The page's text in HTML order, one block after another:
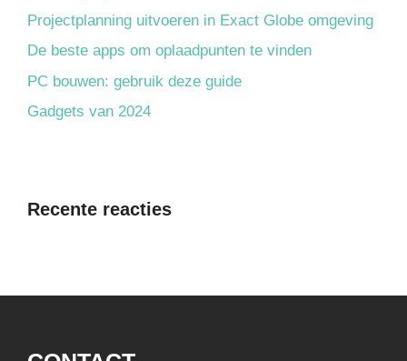
Projectplanning uitvoeren in Exact Globe omgeving
De beste apps om oplaadpunten te vinden
PC bouwen: gebruik deze guide
Gadgets van 2024
Recente reacties